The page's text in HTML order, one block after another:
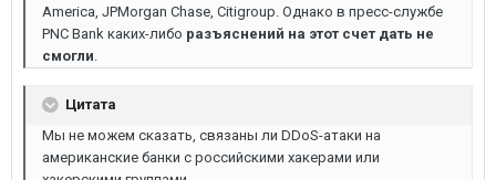
America, JPMorgan Chase, Citigroup. Однако в пресс-службе
PNC Bank каких-либо разъяснений на этот счет дать не
смогли.
Цитата
Мы не можем сказать, связаны ли DDoS-атаки на
американские банки с российскими хакерами или